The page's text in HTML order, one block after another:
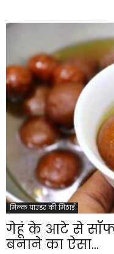
मिल्क पाउडर की मिठाई
गेहूं के आटे से
बनाने का ऐसा...